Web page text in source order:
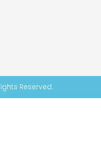
Reserved.